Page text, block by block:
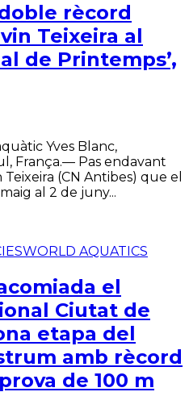
rècord
Teixeira al
de Printemps’,
Yves Blanc,
França.— Pas endavant
(CN Antibes) que el
al 2 de juny...
WORLD AQUATICS
el
Ciutat de
etapa del
amb rècord
de 100 m